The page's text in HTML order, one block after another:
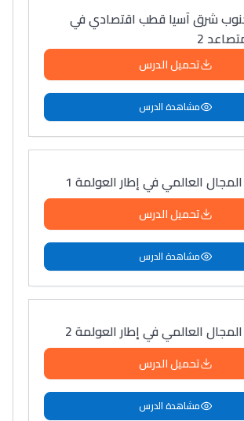
شرق آسيا قطب اقتصادي في
2
تحميل الدرس
مشاهدة الدرس
العالمي في إطار العولمة 1
تحميل الدرس
مشاهدة الدرس
العالمي في إطار العولمة 2
تحميل الدرس
مشاهدة الدرس